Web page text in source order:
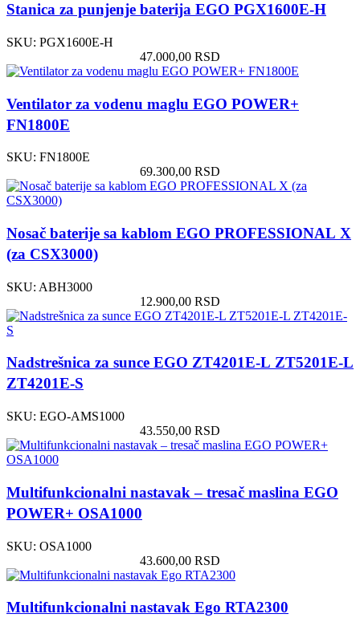
Stanica za punjenje baterija EGO PGX1600E-H
SKU: PGX1600E-H
47.000,00 RSD
Ventilator za vodenu maglu EGO POWER+
FN1800E
SKU: FN1800E
69.300,00 RSD
Nosač baterije sa kablom EGO PROFESSIONAL X
(za CSX3000)
SKU: ABH3000
12.900,00 RSD
Nadstrešnica za sunce EGO ZT4201E-L ZT5201E-L
ZT4201E-S
SKU: EGO-AMS1000
43.550,00 RSD
Multifunkcionalni nastavak – tresač maslina EGO
POWER+ OSA1000
SKU: OSA1000
43.600,00 RSD
Multifunkcionalni nastavak Ego RTA2300